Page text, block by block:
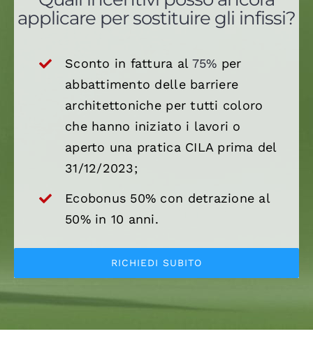
applicare per sostituire gli infissi?
Sconto in fattura al 75% per
abbattimento delle barriere
architettoniche per tutti coloro
che hanno iniziato i lavori o
aperto una pratica CILA prima del
31/12/2023;
Ecobonus 50% con detrazione al
50% in 10 anni.
RICHIEDI SUBITO